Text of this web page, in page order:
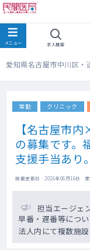
求人検索
愛知県名古屋市中川区・
常勤 クリニック
【名古屋市
の募集です。
支援手当あり。
掲載更新日 : 2026年06月16日
担当エージェ
早番・遅番等につ
法人内にて複数施設